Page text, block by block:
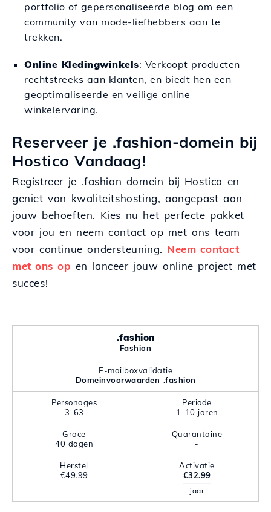
portfolio of gepersonaliseerde blog om een
community van mode-liefhebbers aan te
trekken.
Online Kledingwinkels: Verkoopt producten
rechtstreeks aan klanten, en biedt hen een
geoptimaliseerde en veilige online
winkelervaring.
Reserveer je .fashion-domein bij
Hostico Vandaag!
Registreer je .fashion domein bij Hostico en
geniet van kwaliteitshosting, aangepast aan
jouw behoeften. Kies nu het perfecte pakket
voor jou en neem contact op met ons team
voor continue ondersteuning. Neem contact
met ons op en lanceer jouw online project met
succes!
.fashion
Fashion
E-mailboxvalidatie
Domeinvoorwaarden .fashion
Personages
3-63
Periode
1-10 jaren
Grace
40 dagen
Quarantaine
-
Herstel
€49.99
Activatie
€32.99
jaar